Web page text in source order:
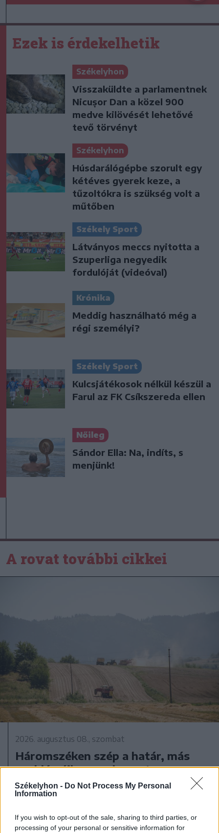
Székelyhon - Do Not Process My Personal
Information
If you wish to opt-out of the sale, sharing to third parties, or
processing of your personal or sensitive information for
Ezek is érdekelhetik
Székelyhon
Visszaküldte a parlamentnek
Nicușor Dan a közel 900
medve kilövését lehetővé
tevő törvényt
Székelyhon
Húsdarálógépbe szorult egy
kétéves gyerek keze, a
tűzoltókra is szükség volt a
műtőben
Székely Sport
Látványos meccs nyitotta a
Szuperliga negyedik
fordulóját (videóval)
Krónika
Meddig használható még a
régi személyi?
Székely Sport
Kulcsjátékosok nélkül készül a
Farul az FK Csíkszereda ellen
Nőileg
Sándor Ella: Na, indíts, s
menjünk!
A rovat további cikkei
2026. augusztus 08., szombat
Háromszéken szép a határ, más
problémáik vannak most a
gazdáknak